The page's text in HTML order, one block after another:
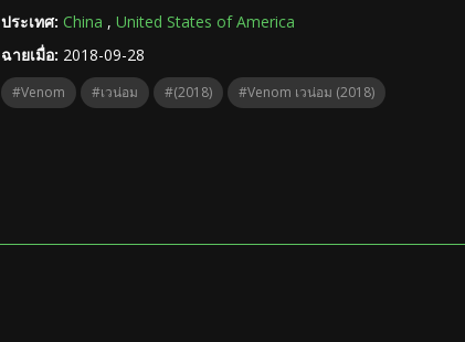
ประเทศ: China , United States of America
ฉายเมื่อ: 2018-09-28
#Venom #เวน่อม #(2018) #Venom เวน่อม (2018)